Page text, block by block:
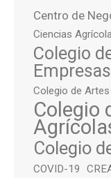
Centro de
Ciencias
Colegio
Empresas
Colegio de
Colegio
Colegio
COVID-19